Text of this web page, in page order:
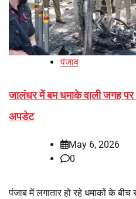
पंजाब
जालंधर में बम धमाके वाली जगह पर
अपडेट
May 6, 2026
0
पंजाब में लगातार हो रहे धमाकों के बीच